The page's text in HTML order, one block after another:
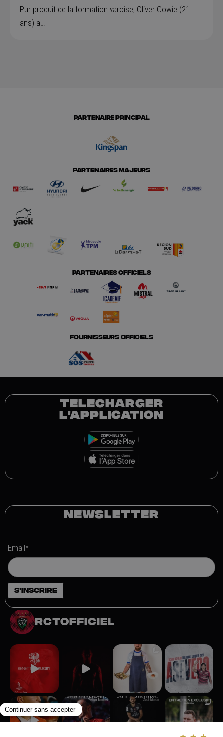
Pur produit de la formation varoise, Oliver Cowie (21
ans) a…
PARTENAIRE PRINCIPAL
PARTENAIRES MAJEURS
PARTENAIRES OFFICIELS
FOURNISSEURS OFFICIELS
TELECHARGER
L'APPLICATION
NEWSLETTER
Email*
rctofficiel